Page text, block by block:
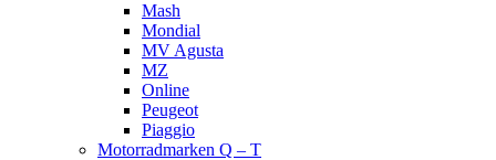
Mash
Mondial
MV Agusta
MZ
Online
Peugeot
Piaggio
Motorradmarken Q – T